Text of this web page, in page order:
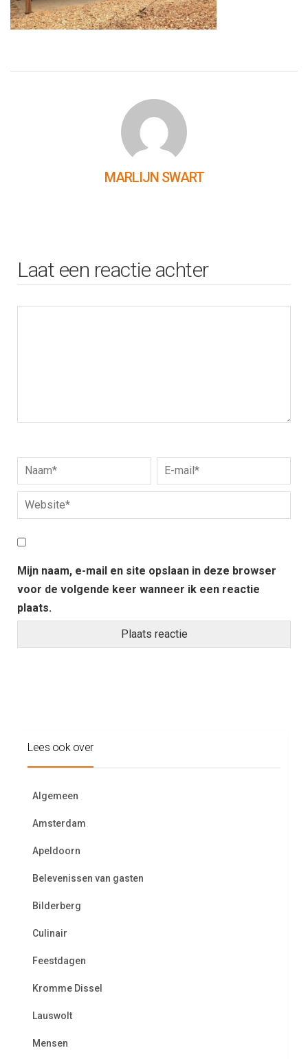
MARLIJN SWART
Laat een reactie achter
Mijn naam, e-mail en site opslaan in deze browser
voor de volgende keer wanneer ik een reactie
plaats.
Lees ook over
Algemeen
Amsterdam
Apeldoorn
Belevenissen van gasten
Bilderberg
Culinair
Feestdagen
Kromme Dissel
Lauswolt
Mensen